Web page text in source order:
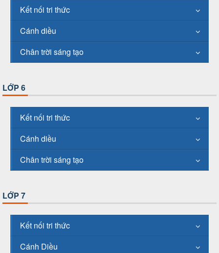
Kết nối tri thức
Cánh diều
Chân trời sáng tạo
LỚP 6
Kết nối tri thức
Cánh diều
Chân trời sáng tạo
LỚP 7
Kết nối tri thức
Cánh Diều